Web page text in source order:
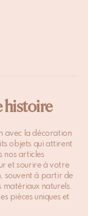
histoire
avec la décoration
objets qui attirent
nos articles
et sourire à votre
souvent à partir de
matériaux naturels.
pièces uniques et